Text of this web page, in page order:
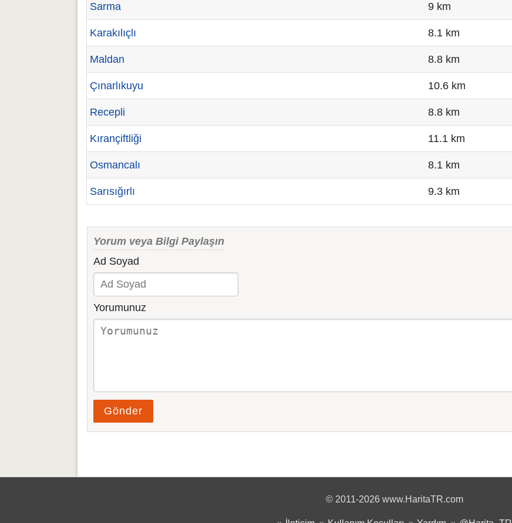
Sarma 9 km
Karakılıçlı 8.1 km
Maldan 8.8 km
Çınarlıkuyu 10.6 km
Recepli 8.8 km
Kırançiftliği 11.1 km
Osmancalı 8.1 km
Sarısığırlı 9.3 km
Yorum veya Bilgi Paylaşın
Ad Soyad
Yorumunuz
Gönder
© 2011-2026 www.HaritaTR.com